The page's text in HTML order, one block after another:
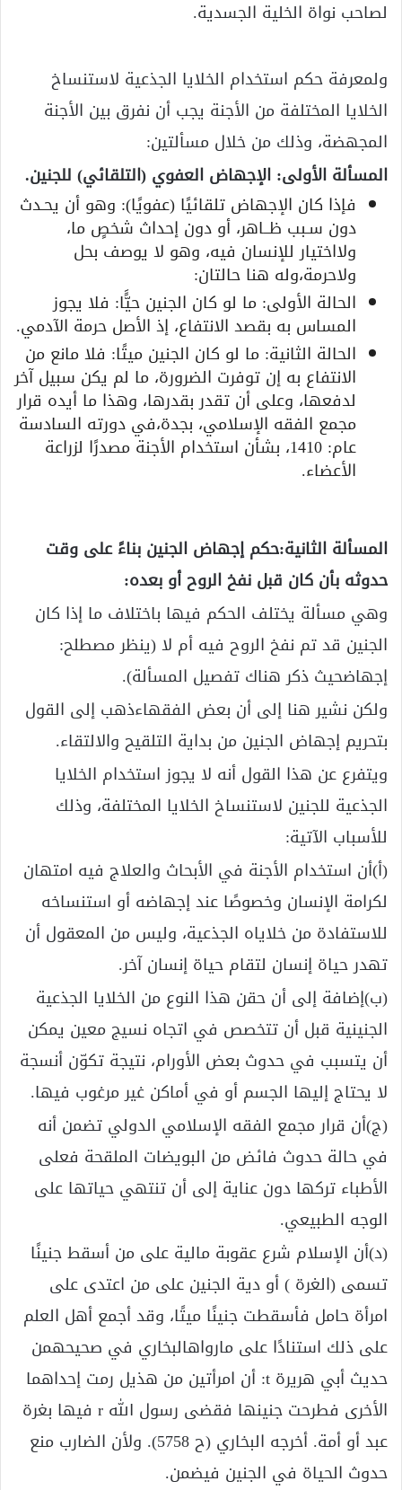
لصاحب نواة الخلية الجسدية.
ولمعرفة حكم استخدام الخلايا الجذعية لاستنساخ
الخلايا المختلفة من الأجنة يجب أن نفرق بين الأجنة
المجهضة، وذلك من خلال مسألتين:
المسألة الأولى: الإجهاض العفوي (التلقائي) للجنين.
فإذا كان الإجهاض تلقائيًا (عفويًا): وهو أن يحـدث
دون سـبب ظــاهر، أو دون إحداث شخصٍ ما،
ولااختيار للإنسان فيه، وهو لا يوصف بحل
ولاحرمة،وله هنا حالتان:
الحالة الأولى: ما لو كان الجنين حيًَّا: فلا يجوز
المساس به بقصد الانتفاع، إذ الأصل حرمة الآدمي.
الحالة الثانية: ما لو كان الجنين ميتًا: فلا مانع من
الانتفاع به إن توفرت الضرورة، ما لم يكن سبيل آخر
لدفعها، وعلى أن تقدر بقدرها، وهذا ما أيده قرار
مجمع الفقه الإسلامي، بجدة،في دورته السادسة
عام: 1410، بشأن استخدام الأجنة مصدرًا لزراعة
الأعضاء.
المسألة الثانية:حكم إجهاض الجنين بناءً على وقت
حدوثه بأن كان قبل نفخ الروح أو بعده:
وهي مسألة يختلف الحكم فيها باختلاف ما إذا كان
الجنين قد تم نفخ الروح فيه أم لا (ينظر مصطلح:
إجهاضحيث ذكر هناك تفصيل المسألة).
ولكن نشير هنا إلى أن بعض الفقهاءذهب إلى القول
بتحريم إجهاض الجنين من بداية التلقيح والالتقاء.
ويتفرع عن هذا القول أنه لا يجوز استخدام الخلايا
الجذعية للجنين لاستنساخ الخلايا المختلفة، وذلك
للأسباب الآتية:
(أ)أن استخدام الأجنة في الأبحاث والعلاج فيه امتهان
لكرامة الإنسان وخصوصًا عند إجهاضه أو استنساخه
للاستفادة من خلاياه الجذعية، وليس من المعقول أن
تهدر حياة إنسان لتقام حياة إنسان آخر.
(ب)إضافة إلى أن حقن هذا النوع من الخلايا الجذعية
الجنينية قبل أن تتخصص في اتجاه نسيج معين يمكن
أن يتسبب في حدوث بعض الأورام، نتيجة تكوّن أنسجة
لا يحتاج إليها الجسم أو في أماكن غير مرغوب فيها.
(ج)أن قرار مجمع الفقه الإسلامي الدولي تضمن أنه
في حالة حدوث فائض من البويضات الملقحة فعلى
الأطباء تركها دون عناية إلى أن تنتهي حياتها على
الوجه الطبيعي.
(د)أن الإسلام شرع عقوبة مالية على من أسقط جنينًا
تسمى (الغرة ) أو دية الجنين على من اعتدى على
امرأة حامل فأسقطت جنينًا ميتًا، وقد أجمع أهل العلم
على ذلك استنادًا على مارواهالبخاري في صحيحهمن
حديث أبي هريرة t: أن امرأتين من هذيل رمت إحداهما
الأخرى فطرحت جنينها فقضى رسول الله r فيها بغرة
عبد أو أمة. أخرجه البخاري (ح 5758). ولأن الضارب منع
حدوث الحياة في الجنين فيضمن.